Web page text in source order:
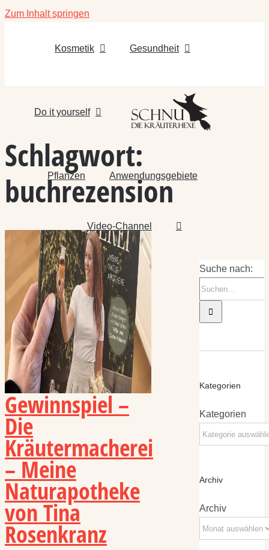
Zum Inhalt springen
Kosmetik Gesundheit
Do it yourself
Pflanzen Anwendungsgebiete
Video-Channel
Schlagwort:
buchrezension
Gewinnspiel –
Die
Kräutermacherei
– Meine
Naturapotheke
von Tina
Rosenkranz
Suche nach:
Kategorien
Kategorien
Archiv
Archiv